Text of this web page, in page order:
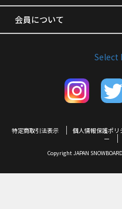
会員について
Select
特定商取引法表示 個人情報保護ポリ
ー
Copyright JAPAN